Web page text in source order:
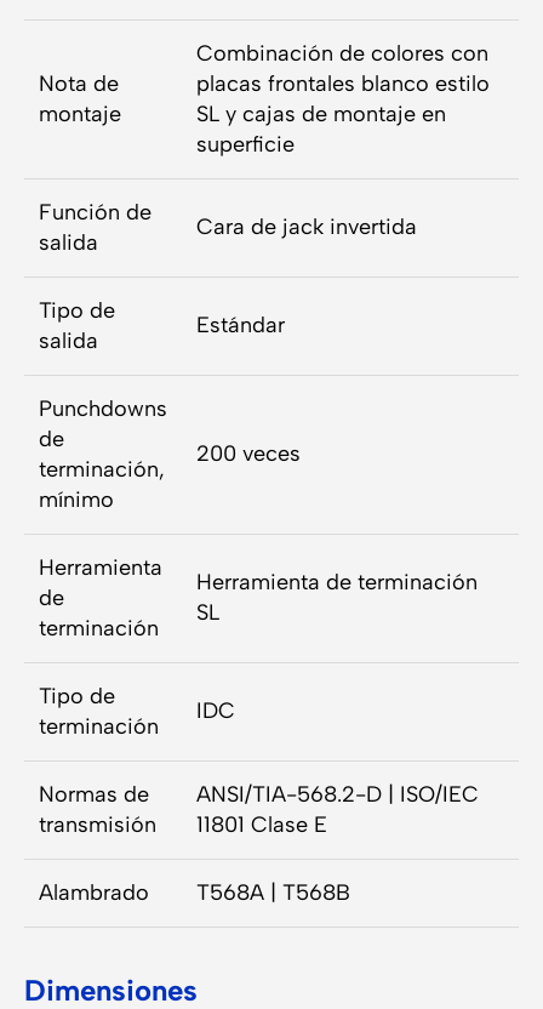
Nota de
montaje
Combinación de colores con
placas frontales blanco estilo
SL y cajas de montaje en
superficie
Función de
salida
Cara de jack invertida
Tipo de
salida
Estándar
Punchdowns
de
terminación,
mínimo
200 veces
Herramienta
de
terminación
Herramienta de terminación
SL
Tipo de
terminación
IDC
Normas de
transmisión
ANSI/TIA-568.2-D | ISO/IEC
11801 Clase E
Alambrado T568A | T568B
Dimensiones